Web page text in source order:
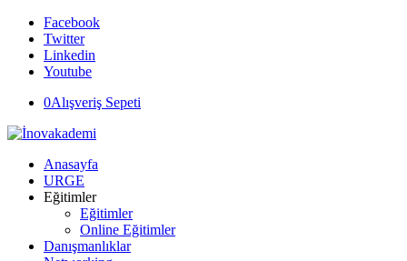
Facebook
Twitter
Linkedin
Youtube
0Alışveriş Sepeti
Anasayfa
URGE
Eğitimler
Eğitimler
Online Eğitimler
Danışmanlıklar